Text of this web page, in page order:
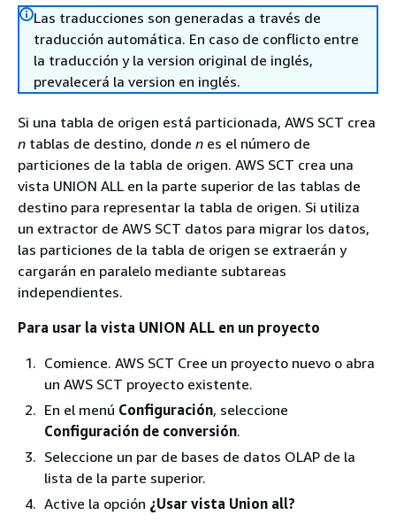
Las traducciones son generadas a través de
traducción automática. En caso de conflicto entre
la traducción y la version original de inglés,
prevalecerá la version en inglés.
Si una tabla de origen está particionada, AWS SCT crea
n tablas de destino, donde n es el número de
particiones de la tabla de origen. AWS SCT crea una
vista UNION ALL en la parte superior de las tablas de
destino para representar la tabla de origen. Si utiliza
un extractor de AWS SCT datos para migrar los datos,
las particiones de la tabla de origen se extraerán y
cargarán en paralelo mediante subtareas
independientes.
Para usar la vista UNION ALL en un proyecto
Comience. AWS SCT Cree un proyecto nuevo o abra
un AWS SCT proyecto existente.
En el menú Configuración, seleccione
Configuración de conversión.
Seleccione un par de bases de datos OLAP de la
lista de la parte superior.
Active la opción ¿Usar vista Union all?